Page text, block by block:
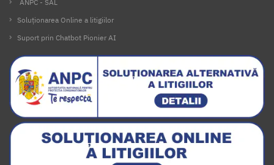
ANPC - SAL
Soluționarea Online a litigiilor
Suport prin Chatbot Pionier AI